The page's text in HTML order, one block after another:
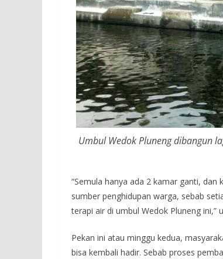
Umbul Wedok Pluneng dibangun
“Semula hanya ada 2 kamar ganti,
sumber penghidupan warga, sebab
terapi air di umbul Wedok Pluneng ini,”
Pekan ini atau minggu kedua,
bisa kembali hadir. Sebab proses